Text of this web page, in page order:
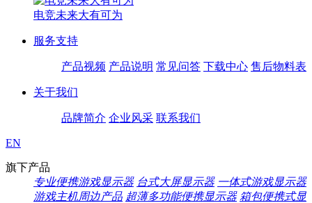
电竞未来大有可为
服务支持
产品视频 产品说明 常见问答 下载中心 售后物料表
关于我们
品牌简介 企业风采 联系我们
EN
旗下产品
专业便携游戏显示器 台式大屏显示器 一体式游戏显示器
游戏主机周边产品 超薄多功能便携显示器 箱包便携式显